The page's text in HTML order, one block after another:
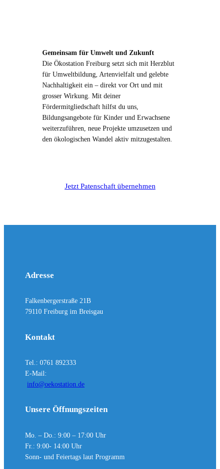
Gemeinsam für Umwelt und Zukunft
Die Ökostation Freiburg setzt sich mit Herzblut
für Umweltbildung, Artenvielfalt und gelebte
Nachhaltigkeit ein – direkt vor Ort und mit
grosser Wirkung. Mit deiner
Fördermitgliedschaft hilfst du uns,
Bildungsangebote für Kinder und Erwachsene
weiterzuführen, neue Projekte umzusetzen und
den ökologischen Wandel aktiv mitzugestalten.
Jetzt Patenschaft übernehmen
Adresse
Falkenbergerstraße 21B
79110 Freiburg im Breisgau
Kontakt
Tel.: 0761 892333
E-Mail:
info@oekostation.de
Unsere Öffnungszeiten
Mo. – Do.: 9:00 – 17:00 Uhr
Fr.: 9:00- 14:00 Uhr
Sonn- und Feiertags laut Programm